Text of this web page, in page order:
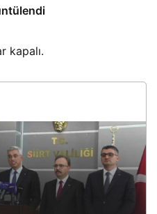
kapalı.